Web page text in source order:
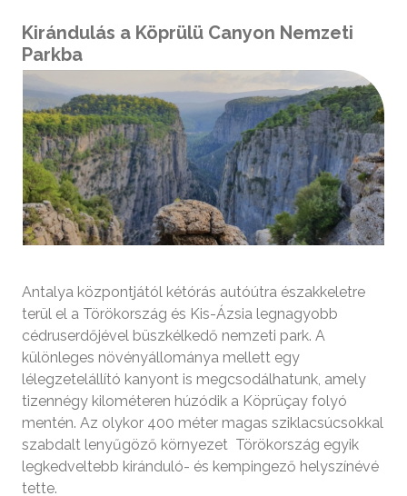
Kirándulás a Köprülü Canyon Nemzeti
Parkba
Antalya központjától kétórás autóútra északkeletre
terül el a Törökország és Kis-Ázsia legnagyobb
cédruserdőjével büszkélkedő nemzeti park. A
különleges növényállománya mellett egy
lélegzetelállító kanyont is megcsodálhatunk, amely
tizennégy kilométeren húzódik a Köprüçay folyó
mentén. Az olykor 400 méter magas sziklacsúcsokkal
szabdalt lenyűgöző környezet Törökország egyik
legkedveltebb kiránduló- és kempingező helyszínévé
tette.